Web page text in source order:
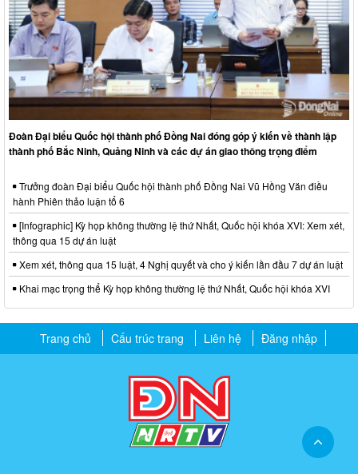
Đoàn Đại biểu Quốc hội thành phố Đồng Nai đóng góp ý kiến về thành lập
thành phố Bắc Ninh, Quảng Ninh và các dự án giao thông trọng điểm
Trưởng đoàn Đại biểu Quốc hội thành phố Đồng Nai Vũ Hồng Văn điều
hành Phiên thảo luận tổ 6
[Infographic] Kỳ họp không thường lệ thứ Nhất, Quốc hội khóa XVI: Xem xét,
thông qua 15 dự án luật
Xem xét, thông qua 15 luật, 4 Nghị quyết và cho ý kiến lần đầu 7 dự án luật
Khai mạc trọng thể Kỳ họp không thường lệ thứ Nhất, Quốc hội khóa XVI
Trang chủ Cấu trúc trang Liên hệ Đăng nhập